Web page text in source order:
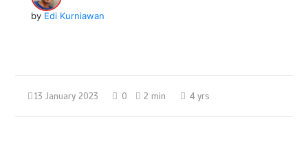
by Edi Kurniawan
13 January 2023 0 2 min 4 yrs